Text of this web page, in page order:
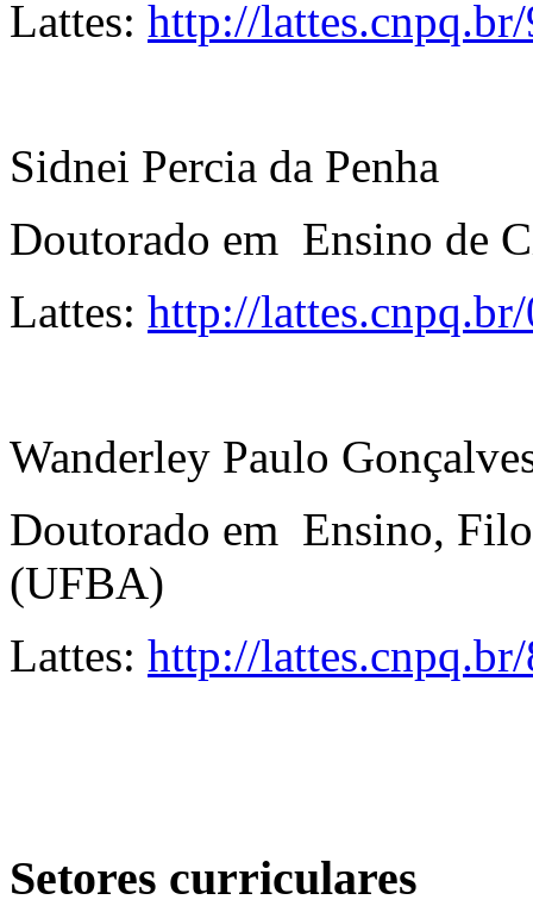
Lattes: http://
Sidnei Percia da Penha
Doutorado em Ensino de
Lattes: http://
Wanderley Paulo
Doutorado em Ensino,
(UFBA)
Lattes: http://
Setores curriculares